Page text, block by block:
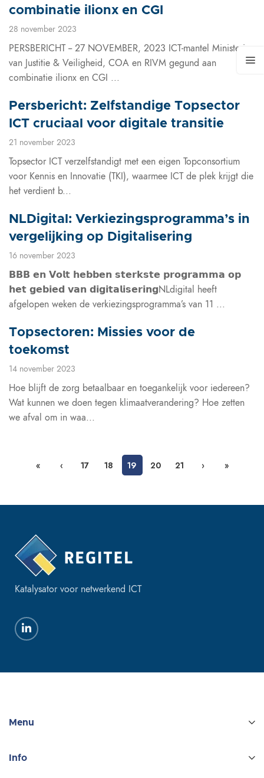
combinatie ilionx en CGI
28 november 2023
PERSBERICHT -- 27 NOVEMBER, 2023 ICT-mantel Ministerie
van Justitie & Veiligheid, COA en RIVM gegund aan
combinatie ilionx en CGI ...
Persbericht: Zelfstandige Topsector
ICT cruciaal voor digitale transitie
21 november 2023
Topsector ICT verzelfstandigt met een eigen Topconsortium
voor Kennis en Innovatie (TKI), waarmee ICT de plek krijgt die
het verdient b...
NLDigital: Verkiezingsprogramma’s in
vergelijking op Digitalisering
16 november 2023
𝗕𝗕𝗕 𝗲𝗻 𝗩𝗼𝗹𝘁 𝗵𝗲𝗯𝗯𝗲𝗻 𝘀𝘁𝗲𝗿𝗸𝘀𝘁𝗲 𝗽𝗿𝗼𝗴𝗿𝗮𝗺𝗺𝗮 𝗼𝗽
𝗵𝗲𝘁 𝗴𝗲𝗯𝗶𝗲𝗱 𝘃𝗮𝗻 𝗱𝗶𝗴𝗶𝘁𝗮𝗹𝗶𝘀𝗲𝗿𝗶𝗻𝗴NLdigital heeft
afgelopen weken de verkiezingsprogramma’s van 11 ...
Topsectoren: Missies voor de
toekomst
14 november 2023
Hoe blijft de zorg betaalbaar en toegankelijk voor iedereen?
Wat kunnen we doen tegen klimaatverandering? Hoe zetten
we afval om in waa...
« ‹ 17 18 19 20 21 › »
Katalysator voor netwerkend ICT
Menu
Info